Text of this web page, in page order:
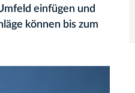
einfügen und
können bis zum